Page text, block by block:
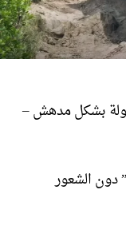
بشكل مدهش –
دون الشعور